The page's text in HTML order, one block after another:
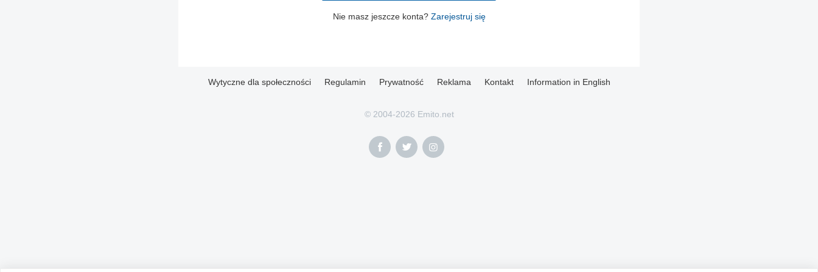
Nie masz jeszcze konta? Zarejestruj się
Wytyczne dla społeczności Regulamin Prywatność Reklama Kontakt Information in English
© 2004-2026 Emito.net